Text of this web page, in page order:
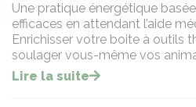
Une pratique énergétique
efficaces en attendant l’aide
Enrichisser votre boite à outils
soulager vous-même vos
Lire la suite